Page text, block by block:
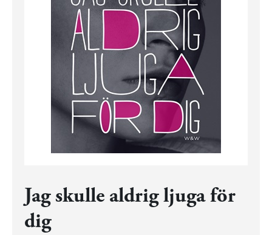
Jag skulle aldrig ljuga för
dig